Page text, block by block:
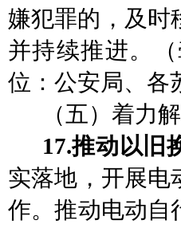
嫌犯罪的，及时
并持续推进。
位：公安局、 各
（五）着力
17.推动以旧
实落地，开展电
作。推动电动自